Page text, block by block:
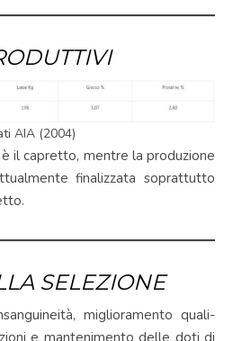
AIA (2004)
il capretto, mentre la produzione
finalizzata soprattutto
SELEZIONE
miglioramento quali-
e mantenimento delle doti di